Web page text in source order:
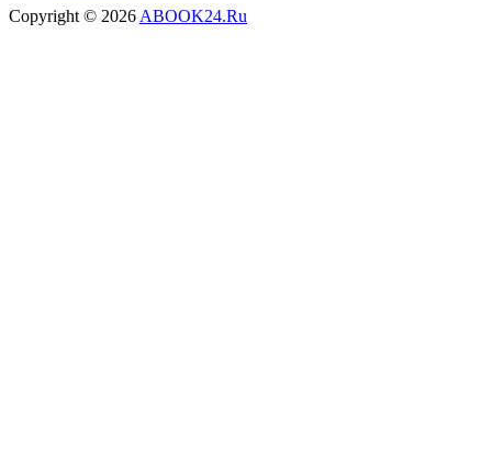
Copyright © 2026 ABOOK24.Ru